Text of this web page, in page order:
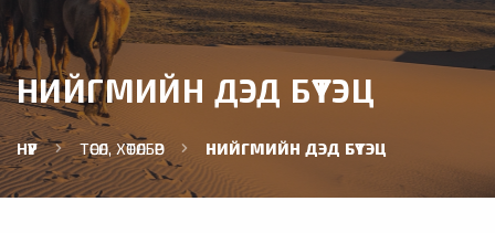
НИЙГМИЙН ДЭД БҮТЭЦ
НҮҮР ТӨСӨЛ, ХӨТӨЛБӨР НИЙГМИЙН ДЭД БҮТЭЦ